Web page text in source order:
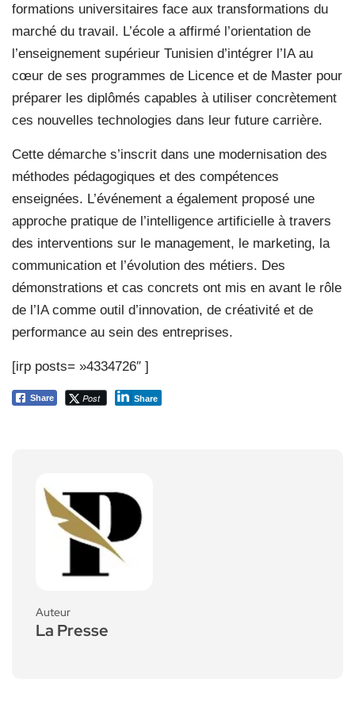
formations universitaires face aux transformations du
marché du travail. L’école a affirmé l’orientation de
l’enseignement supérieur Tunisien d’intégrer l’IA au
cœur de ses programmes de Licence et de Master pour
préparer les diplômés capables à utiliser concrètement
ces nouvelles technologies dans leur future carrière.
Cette démarche s’inscrit dans une modernisation des
méthodes pédagogiques et des compétences
enseignées. L’événement a également proposé une
approche pratique de l’intelligence artificielle à travers
des interventions sur le management, le marketing, la
communication et l’évolution des métiers. Des
démonstrations et cas concrets ont mis en avant le rôle
de l’IA comme outil d’innovation, de créativité et de
performance au sein des entreprises.
[irp posts= »4334726″ ]
Share Post Share
Auteur
La Presse